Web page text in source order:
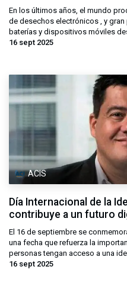
En los últimos años, el mundo
de desechos electrónicos , y
baterías y dispositivos móviles
16 sept 2025
ACIS
Día Internacional de la
contribuye a un futuro
El 16 de septiembre se
una fecha que refuerza la
personas tengan acceso a una
16 sept 2025